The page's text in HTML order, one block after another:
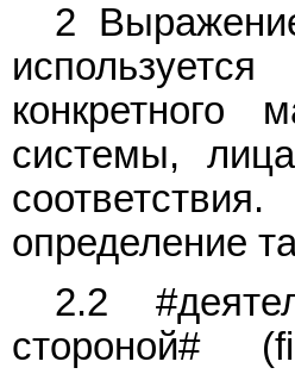
2
конкретного
системы,
определение
2.2
стороной#